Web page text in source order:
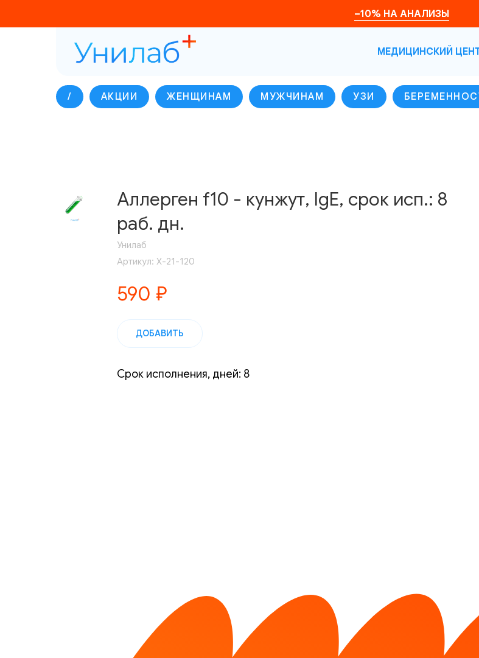
–10% НА АНАЛИЗЫ
МЕДИЦИНСКИЙ
/ АКЦИИ ЖЕНЩИНАМ МУЖЧИНАМ УЗИ
Аллерген f10 - кунжут, IgE, срок исп.: 8
раб. дн.
Унилаб
Артикул: Х-21-120
590 ₽
ДОБАВИТЬ
Срок исполнения, дней: 8